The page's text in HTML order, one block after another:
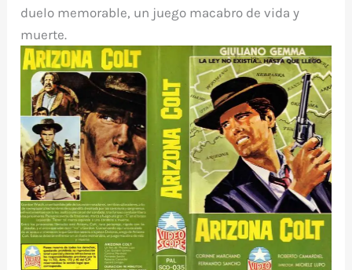
duelo memorable, un juego macabro de vida y
muerte.